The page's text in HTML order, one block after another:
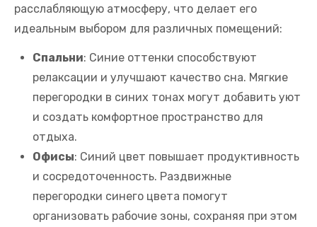
расслабляющую атмосферу, что делает его
идеальным выбором для различных помещений:
Спальни: Синие оттенки способствуют
релаксации и улучшают качество сна. Мягкие
перегородки в синих тонах могут добавить уют
и создать комфортное пространство для
отдыха.
Офисы: Синий цвет повышает продуктивность
и сосредоточенность. Раздвижные
перегородки синего цвета помогут
организовать рабочие зоны, сохраняя при этом